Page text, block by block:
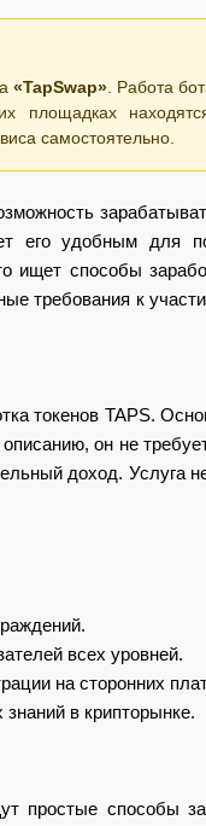
«TapSwap» . Работа
самостоятельно.
удобным для
ищет способы
требования к
токенов TAPS.
он не
доход. Услуга
всех уровней.
на сторонних
в крипторынке.
простые способы